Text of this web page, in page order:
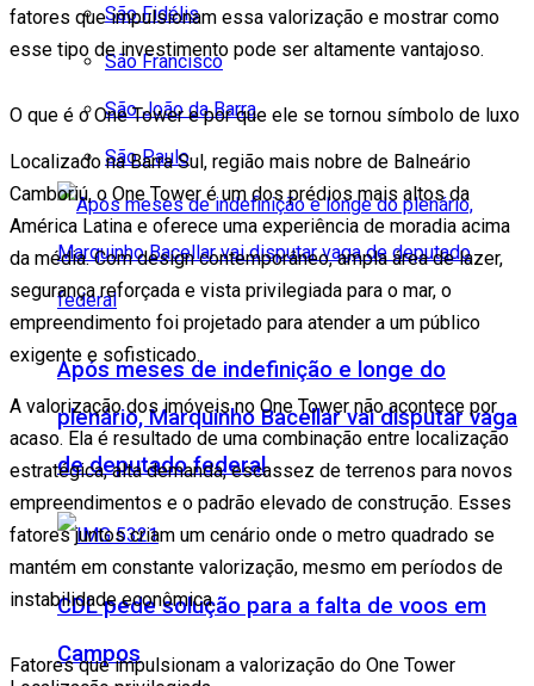
São Fidélis
São Francisco
São João da Barra
São Paulo
Após meses de indefinição e longe do
plenário, Marquinho Bacellar vai disputar vaga
de deputado federal
CDL pede solução para a falta de voos em
Campos
fatores que impulsionam essa valorização e mostrar como
esse tipo de investimento pode ser altamente vantajoso.
O que é o One Tower e por que ele se tornou símbolo de luxo
Localizado na Barra Sul, região mais nobre de Balneário
Camboriú, o One Tower é um dos prédios mais altos da
América Latina e oferece uma experiência de moradia acima
da média. Com design contemporâneo, ampla área de lazer,
segurança reforçada e vista privilegiada para o mar, o
empreendimento foi projetado para atender a um público
exigente e sofisticado.
A valorização dos imóveis no One Tower não acontece por
acaso. Ela é resultado de uma combinação entre localização
estratégica, alta demanda, escassez de terrenos para novos
empreendimentos e o padrão elevado de construção. Esses
fatores juntos criam um cenário onde o metro quadrado se
mantém em constante valorização, mesmo em períodos de
instabilidade econômica.
Fatores que impulsionam a valorização do One Tower